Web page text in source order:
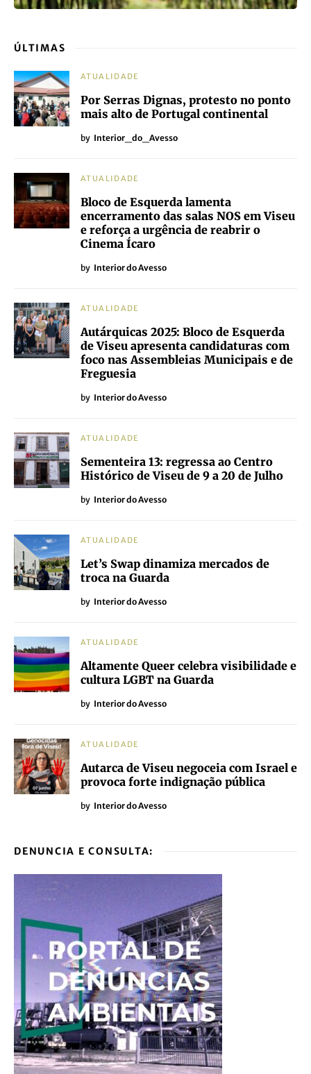
ÚLTIMAS
ATUALIDADE
Por Serras Dignas, protesto no ponto
mais alto de Portugal continental
by Interior_do_Avesso
ATUALIDADE
Bloco de Esquerda lamenta
encerramento das salas NOS em Viseu
e reforça a urgência de reabrir o
Cinema Ícaro
by Interior do Avesso
ATUALIDADE
Autárquicas 2025: Bloco de Esquerda
de Viseu apresenta candidaturas com
foco nas Assembleias Municipais e de
Freguesia
by Interior do Avesso
ATUALIDADE
Sementeira 13: regressa ao Centro
Histórico de Viseu de 9 a 20 de Julho
by Interior do Avesso
ATUALIDADE
Let’s Swap dinamiza mercados de
troca na Guarda
by Interior do Avesso
ATUALIDADE
Altamente Queer celebra visibilidade e
cultura LGBT na Guarda
by Interior do Avesso
ATUALIDADE
Autarca de Viseu negoceia com Israel e
provoca forte indignação pública
by Interior do Avesso
DENUNCIA E CONSULTA: